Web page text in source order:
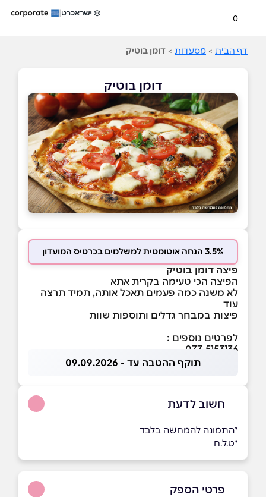
0
דף הבית > מסעדות > דומן בוטיק
דומן בוטיק
3.5% הנחה אוטומטית למשלמים בכרטיס המועדון
פיצה דומן בוטיק
הפיצה הכי טעימה בקרית אתא
לא משנה כמה פעמים תאכל אותה, תמיד תרצה
עוד
פיצות במבחר גדלים ותוספות שוות
לפרטים נוספים :
077-5153136
תוקף ההטבה עד - 09.09.2026
חשוב לדעת
*התמונה להמחשה בלבד
*ט.ל.ח
פרטי הספק